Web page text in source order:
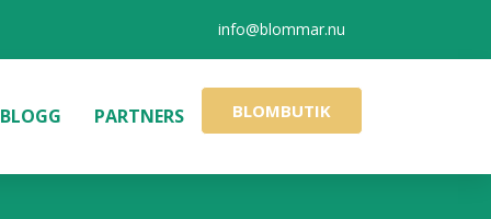
info@blommar.nu
BLOGG PARTNERS BLOMBUTIK